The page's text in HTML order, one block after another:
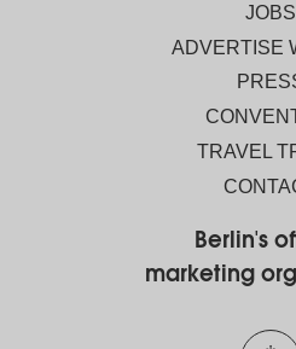
JOBS
ADVERTISE
TRAVEL
Berlin's
marketing